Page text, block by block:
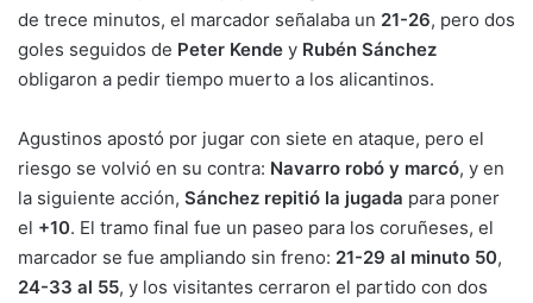
de trece minutos, el marcador señalaba un 21-26, pero dos
goles seguidos de Peter Kende y Rubén Sánchez
obligaron a pedir tiempo muerto a los alicantinos.
Agustinos apostó por jugar con siete en ataque, pero el
riesgo se volvió en su contra: Navarro robó y marcó, y en
la siguiente acción, Sánchez repitió la jugada para poner
el +10. El tramo final fue un paseo para los coruñeses, el
marcador se fue ampliando sin freno: 21-29 al minuto 50,
24-33 al 55, y los visitantes cerraron el partido con dos